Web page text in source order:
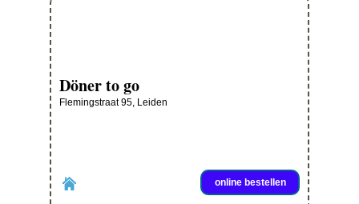
Döner to go
Flemingstraat 95, Leiden
online bestellen